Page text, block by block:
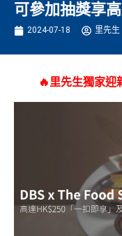
可參加抽獎享
2024-07-18 里先生
🔥里先生獨家迎